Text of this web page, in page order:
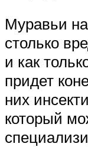
Муравьи на
столько
и как
придет
них
который